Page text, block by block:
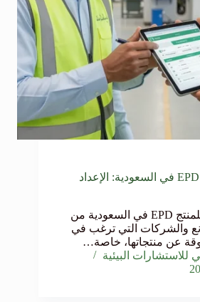
الإفصاح البيئي للمنتج EPD في السعودية: الإعداد
أصبح الإفصاح البيئي للمنتج EPD في السعودية من
والشركات التي ترغب في
عن منتجاتها، خاصة…
للاستشارات البيئية